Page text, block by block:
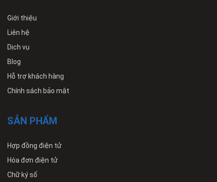
Giới thiệu
Liên hệ
Dịch vụ
Blog
Hỗ trợ khách hàng
Chính sách bảo mật
SẢN PHẨM
Hợp đồng điện tử
Hóa đơn điện tử
Chữ ký số